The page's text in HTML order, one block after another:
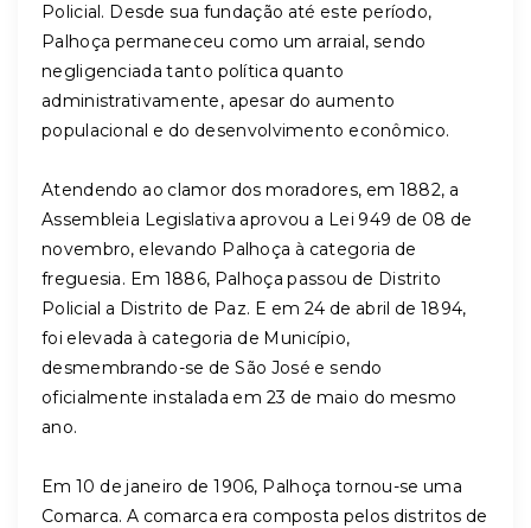
Policial. Desde sua fundação até este período,
Palhoça permaneceu como um arraial, sendo
negligenciada tanto política quanto
administrativamente, apesar do aumento
populacional e do desenvolvimento econômico.
Atendendo ao clamor dos moradores, em 1882, a
Assembleia Legislativa aprovou a Lei 949 de 08 de
novembro, elevando Palhoça à categoria de
freguesia. Em 1886, Palhoça passou de Distrito
Policial a Distrito de Paz. E em 24 de abril de 1894,
foi elevada à categoria de Município,
desmembrando-se de São José e sendo
oficialmente instalada em 23 de maio do mesmo
ano.
Em 10 de janeiro de 1906, Palhoça tornou-se uma
Comarca. A comarca era composta pelos distritos de